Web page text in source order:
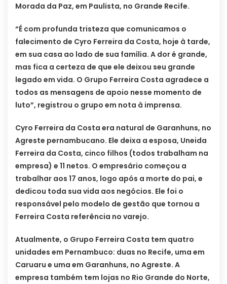
Morada da Paz, em Paulista, no Grande Recife.
“É com profunda tristeza que comunicamos o
falecimento de Cyro Ferreira da Costa, hoje à tarde,
em sua casa ao lado de sua família. A dor é grande,
mas fica a certeza de que ele deixou seu grande
legado em vida. O Grupo Ferreira Costa agradece a
todos as mensagens de apoio nesse momento de
luto”, registrou o grupo em nota à imprensa.
Cyro Ferreira da Costa era natural de Garanhuns, no
Agreste pernambucano. Ele deixa a esposa, Uneida
Ferreira da Costa, cinco filhos (todos trabalham na
empresa) e 11 netos. O empresário começou a
trabalhar aos 17 anos, logo após a morte do pai, e
dedicou toda sua vida aos negócios. Ele foi o
responsável pelo modelo de gestão que tornou a
Ferreira Costa referência no varejo.
Atualmente, o Grupo Ferreira Costa tem quatro
unidades em Pernambuco: duas no Recife, uma em
Caruaru e uma em Garanhuns, no Agreste. A
empresa também tem lojas no Rio Grande do Norte,